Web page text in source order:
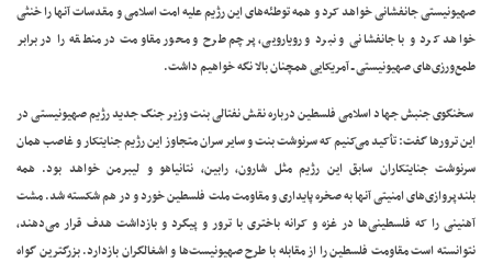
صهیونیستی جانفشانی خواهد کرد و همه توطئه‌های این رژیم علیه امت اسلامی و مقدسات آنها را خنثی
خواهد کرد و با جانفشانی و نبرد و رویارویی، پرچم طرح و محور مقاومت در منطقه را در برابر
طمع‌ورزی‌های صهیونیستی ــ آمریکایی همچنان بالا نگه خواهیم داشت.
سخنگوی جنبش جهاد اسلامی فلسطین درباره نقش نفتالی بنت وزیر جنگ جدید رژیم صهیونیستی در
این ترورها گفت: تأکید می‌کنیم که سرنوشت بنت و سایر سران متجاوز این رژیم جنایتکار و غاصب همان
سرنوشت جنایتکاران سابق این رژیم مثل شارون، رابین، نتانیاهو و لیبرمن خواهد بود. همه
بلندپروازی‌های امنیتی آنها به صخره پایداری و مقاومت ملت فلسطین خورد و در هم شکسته شد. مشت
آهنینی را که فلسطینی‌ها در غزه و کرانه باختری با ترور و پیگرد و بازداشت هدف قرار می‌دهند،
نتوانسته است مقاومت فلسطین را از مقابله با طرح صهیونیست‌ها و اشغالگران بازدارد. بزرگترین گواه